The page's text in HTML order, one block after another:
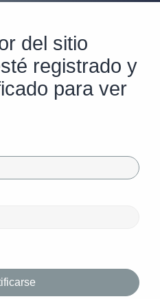
del sitio
registrado y
para ver